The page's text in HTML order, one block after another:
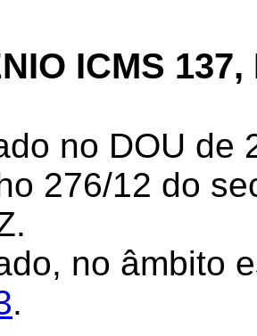
ICMS
no DOU de
276/12 do
no âmbito
.